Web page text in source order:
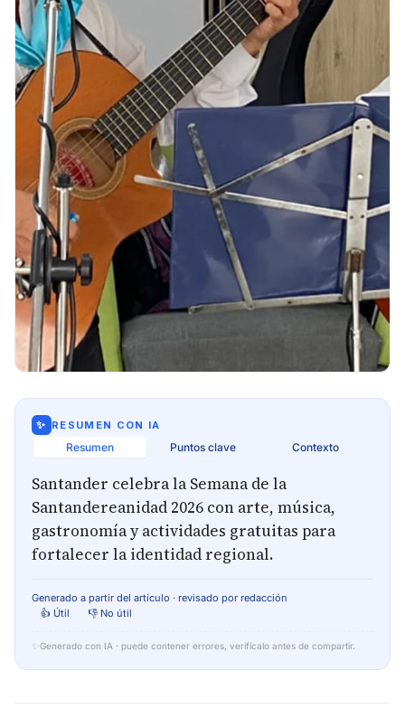
✨ RESUMEN CON IA
Resumen Puntos clave Contexto
Santander celebra la Semana de la
Santandereanidad 2026 con arte, música,
gastronomía y actividades gratuitas para
fortalecer la identidad regional.
Generado a partir del artículo · revisado por redacción
👍 Útil
👎 No útil
✨ Generado con IA · puede contener errores, verifícalo antes de compartir.